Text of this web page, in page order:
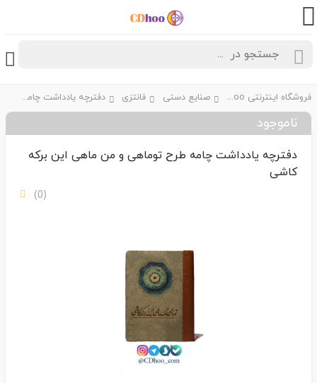
فروشگاه اینترنتی CDhoo صنایع دستی فانتزی دفترچه یادداشت چامه طرح توماهی و من ماهی این برکه کاشی
ناموجود
دفترچه یادداشت چامه طرح توماهی و من ماهی این برکه
کاشی
(0)